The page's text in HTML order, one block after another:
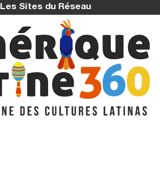
Les Sites du Réseau